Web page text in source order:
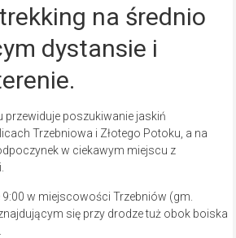
na średnio
dystansie i
przewiduje poszukiwanie jaskiń
Trzebniowa i Złotego Potoku, a na
w ciekawym miejscu z
w miejscowości Trzebniów (gm.
się przy drodze tuż obok boiska